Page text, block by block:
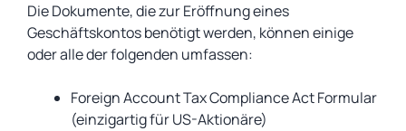
Die Dokumente, die zur Eröffnung eines
Geschäftskontos benötigt werden, können einige
oder alle der folgenden umfassen:
Foreign Account Tax Compliance Act Formular
(einzigartig für US-Aktionäre)